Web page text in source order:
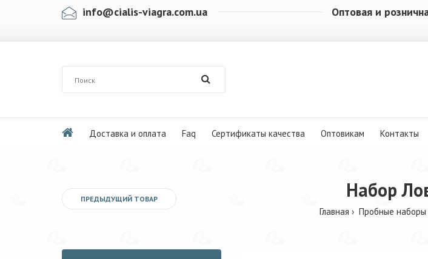
info@cialis-viagra.com.ua Оптовая и
Доставка и оплата Faq Сертификаты качества Оптовикам Контакты
ПРЕДЫДУЩИЙ ТОВАР Набор
Главная Пробные наборы